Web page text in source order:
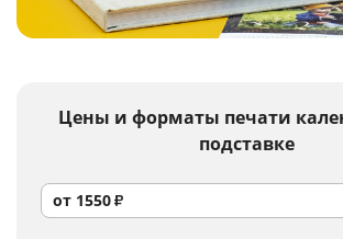
Магазин
Цены и форматы печати
подставке
от 1550₽